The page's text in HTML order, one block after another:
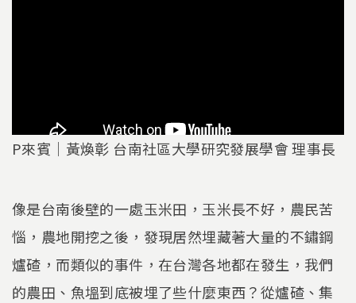
P來賓｜黃煥彰 台南社區大學研究發展學會 理事長
像是台南後壁的一處玉米田，玉米長不好，農民苦
惱，農地開挖之後，發現居然埋藏著大量的不鏽鋼
爐碴，而類似的事件，在台灣各地都在發生，我們
的農田、魚塭到底被埋了些什麼東西？從爐碴、集